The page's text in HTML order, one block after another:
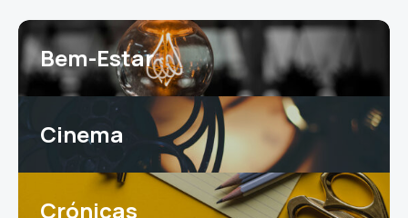
Bem-Estar
Cinema
Crónicas